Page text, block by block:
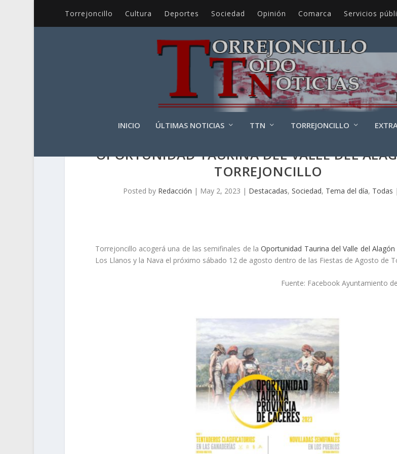
Torrejoncillo Cultura Deportes Sociedad Opinión Comarca Servicios
INICIO ÚLTIMAS NOTICIAS TTN TORREJONCILLO
OPORTUNIDAD TAURINA DEL VALLE DEL
TORREJONCILLO
Posted by Redacción | May 2, 2023 | Destacadas,Sociedad, Tema del día, Todas
Torrejoncillo acogerá una de las semifinales de laOportunidad Taurina del Valle del Alagón
Los Llanos y la Nava el próximo sábado 12 de agosto dentro de las Fiestas de Agosto de
Fuente: Facebook Ayuntamiento